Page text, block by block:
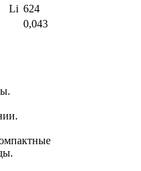
Li 624
0,043